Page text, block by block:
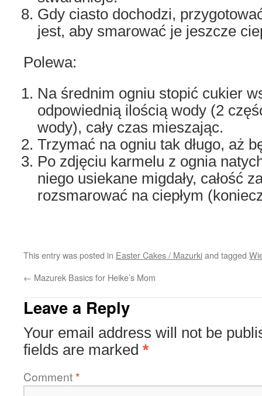
Gdy ciasto dochodzi,
jest, aby smarować je jeszcze
Polewa:
Na średnim ogniu stopić cukier
odpowiednią ilością wody (2
wody), cały czas mieszając.
Trzymać na ogniu tak długo, aż
Po zdjęciu karmelu z ognia
niego usiekane migdały, całość
rozsmarować na ciepłym
This entry was posted in Easter Cakes / Mazurkiand tagged
← Mazurek Basics for Heike’s Mom
Leave a Reply
Your email address will not be
fields are marked *
Comment*